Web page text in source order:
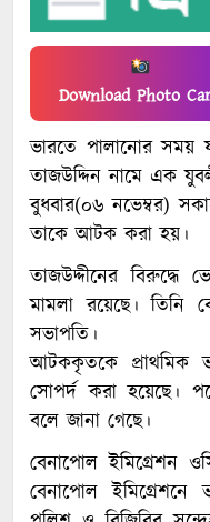
Download Photo
ভারতে পালানোর সময়
তাজউদ্দিন নামে এক
বুধবার(০৬ নভেম্বর)
তাকে আটক করা হয়।
তাজউদ্দীনের
মামলা রয়েছে। তিনি
সভাপতি।
আটককৃতকে প্রাথমিক
সোপর্দ করা হয়েছে।
বলে জানা গেছে।
বেনাপোল ইমিগ্রেশন
বেনাপোল ইমিগ্রেশনে